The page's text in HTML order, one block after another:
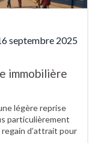
septembre 2025
immobilière
légère reprise
particulièrement
regain d’attrait pour